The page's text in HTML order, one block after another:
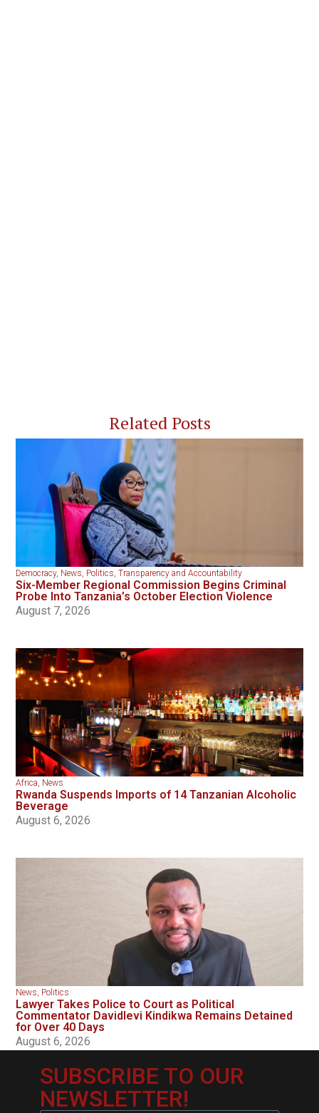
Related Posts
Democracy, News, Politics,Transparency and Accountability
Six-Member Regional Commission Begins Criminal
Probe Into Tanzania’s October Election Violence
August 7, 2026
Africa, News
Rwanda Suspends Imports of 14 Tanzanian Alcoholic
Beverage
August 6, 2026
News, Politics
Lawyer Takes Police to Court as Political
Commentator Davidlevi Kindikwa Remains Detained
for Over 40 Days
August 6, 2026
SUBSCRIBE TO OUR
NEWSLETTER!